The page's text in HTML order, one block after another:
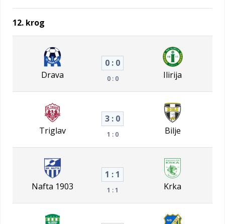
12. krog
Drava
0 : 0
0 : 0 Ilirija
Triglav
3 : 0
1 : 0 Bilje
Nafta 1903
1 : 1
1 : 1 Krka